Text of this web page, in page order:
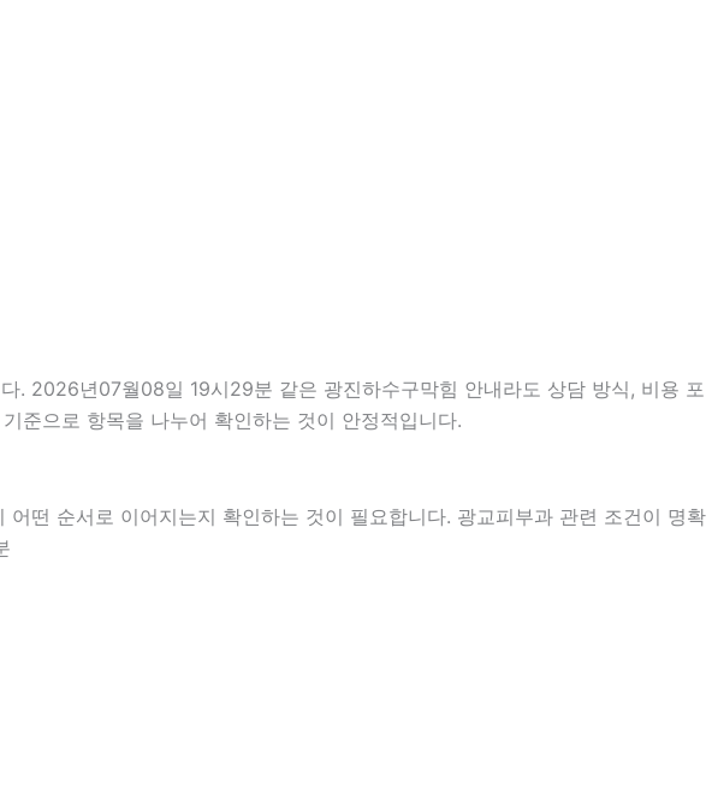
. 2026년07월08일 19시29분 같은 광진하수구막힘 안내라도 상담 방식, 비용 포
준으로 항목을 나누어 확인하는 것이 안정적입니다.
떤 순서로 이어지는지 확인하는 것이 필요합니다. 광교피부과 관련 조건이 명확